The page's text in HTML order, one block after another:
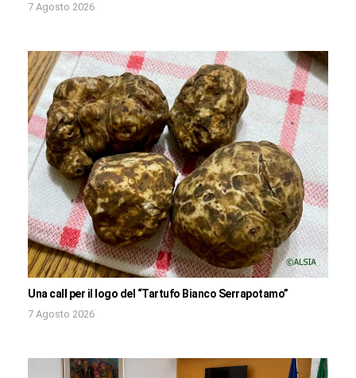
7 Agosto 2026
Una call per il logo del “Tartufo Bianco Serrapotamo”
7 Agosto 2026